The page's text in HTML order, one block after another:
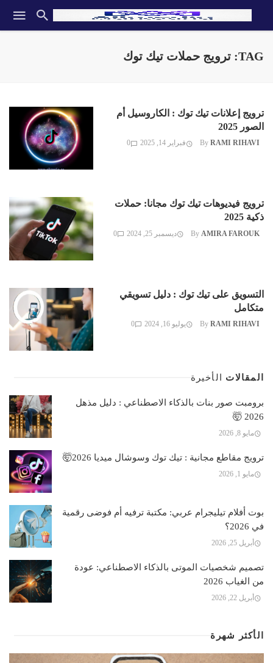
TAG: ترويج حملات تيك توك
ترويج إعلانات تيك توك : الكاروسيل أم
الصور 2025
By RAMI RIHAVI فبراير 14, 2025 0
ترويج فيديوهات تيك توك مجانا: حملات
ذكية 2025
By AMIRA FAROUK ديسمبر 25, 2024 0
التسويق على تيك توك : دليل تسويقي
متكامل
By RAMI RIHAVI يوليو 16, 2024 0
المقالات الأخيرة
برومبت صور بنات بالذكاء الاصطناعي : دليل مذهل
2026 🤯
مايو 8, 2026
ترويج مقاطع مجانية : تيك توك وسوشال ميديا 2026🤯
مايو 1, 2026
بوت أفلام تيليجرام عربي: مكتبة ترفيه أم فوضى رقمية
في 2026؟
أبريل 25, 2026
تصميم شخصيات الموتى بالذكاء الاصطناعي: عودة
من الغياب 2026
أبريل 22, 2026
الأكثر شهرة